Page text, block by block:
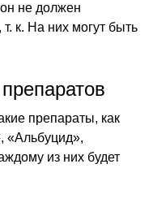
не должен
к. На них могут быть
препараты, как
«Альбуцид»,
из них будет